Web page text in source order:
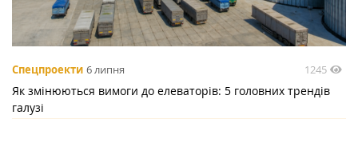
Спецпроекти 6 липня 1245
Як змінюються вимоги до елеваторів: 5 головних трендів
галузі